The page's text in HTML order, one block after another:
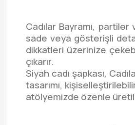
Cadılar Bayramı,
sade veya gösterişli
dikkatleri üzerinize
çıkarır.
Siyah cadı şapkası,
tasarımı,
atölyemizde özenle